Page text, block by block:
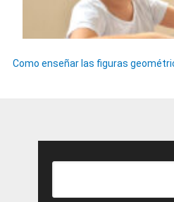
Como enseñar las figuras